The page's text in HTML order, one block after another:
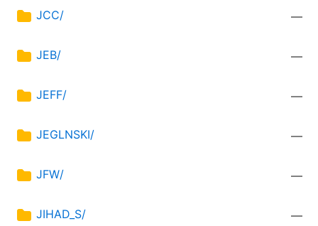
JCC/ —
JEB/ —
JEFF/ —
JEGLNSKI/ —
JFW/ —
JIHAD_S/ —